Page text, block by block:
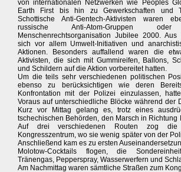
von internationalen Netzwerken wie Peoples
Earth First bis hin zu Gewerkschaften und
Schottische Anti-Gentech-Aktivisten waren
russische Anti-Atom-Gruppen
Menschenrechtsorganisation Jubilee 2000. Aus
sich vor allem Umwelt-Initiativen und
Aktionen. Besonders auffallend waren die
Aktivisten, die sich mit Gummireifen, Ballons,
und Schildern auf die Aktion vorbereitet hatten.
Um die teils sehr verschiedenen politischen
ebenso zu berücksichtigen wie deren
Konfrontation mit der Polizei einzulassen,
Voraus auf unterschiedliche Blöcke während der
Kurz vor Mittag gelang es, trotz eines
tschechischen Behörden, den Marsch in Richtung
Auf drei verschiedenen Routen zog die
Kongresszentrum, wo sie wenig später von der
Anschließend kam es zu ersten
Molotow-Cocktails flogen, die
Tränengas, Pepperspray, Wasserwerfern und
Am Nachmittag waren sämtliche Straßen zum